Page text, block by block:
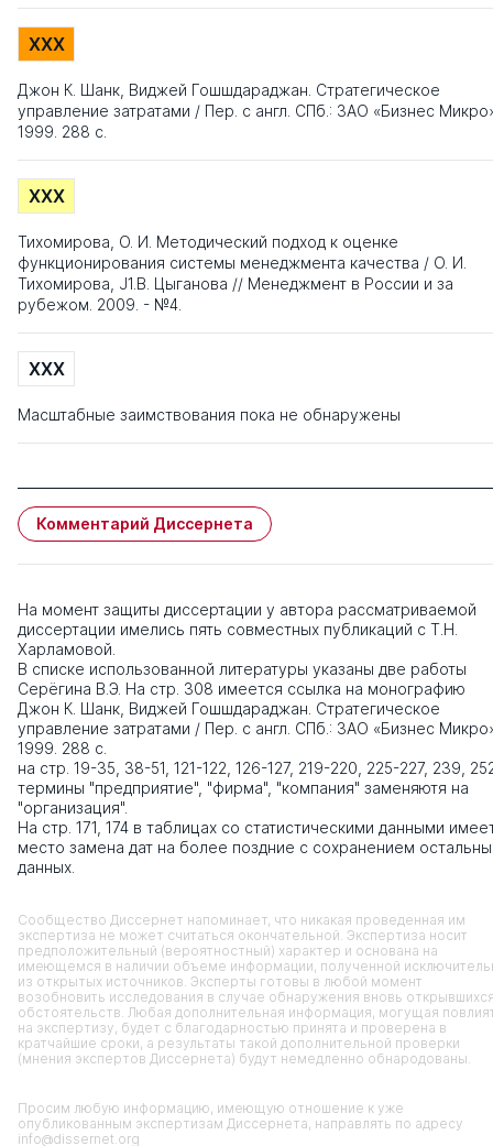
XXX
Джон К. Шанк, Виджей Гошшдараджан. Стратегическое
управление затратами / Пер. с англ. СПб.: ЗАО «Бизнес
1999. 288 с.
XXX
Тихомирова, О. И. Методический подход к оценке
функционирования системы менеджмента качества / О. И.
Тихомирова, J1.B. Цыганова // Менеджмент в России и за
рубежом. 2009. - №4.
XXX
Масштабные заимствования пока не обнаружены
Комментарий Диссернета
На момент защиты диссертации у автора рассматриваемой
диссертации имелись пять совместных публикаций с Т.Н.
Харламовой.
В списке использованной литературы указаны две работы
Серёгина В.Э. На стр. 308 имеется ссылка на монографию
Джон К. Шанк, Виджей Гошшдараджан. Стратегическое
управление затратами / Пер. с англ. СПб.: ЗАО «Бизнес
1999. 288 с.
на стр. 19-35, 38-51, 121-122, 126-127, 219-220, 225-227, 239,
термины "предприятие", "фирма", "компания" заменяютя на
"организация".
На стр. 171, 174 в таблицах со статистическими данными
место замена дат на более поздние с сохранением
данных.
Сообщество Диссернет напоминает, что никакая проведенная им
экспертиза не может считаться окончательной. Экспертиза носит
предположительный (вероятностный) характер и основана на
имеющемся в наличии объеме информации, полученной
из открытых источников. Эксперты готовы в любой момент
возобновить исследования в случае обнаружения вновь
обстоятельств. Любая дополнительная информация, могущая
на экспертизу, будет с благодарностью принята и проверена в
кратчайшие сроки, а результаты такой дополнительной проверки
(мнения экспертов Диссернета) будут немедленно обнародованы.
Просим любую информацию, имеющую отношение к уже
опубликованным экспертизам Диссернета, направлять по адресу
info@dissernet.org